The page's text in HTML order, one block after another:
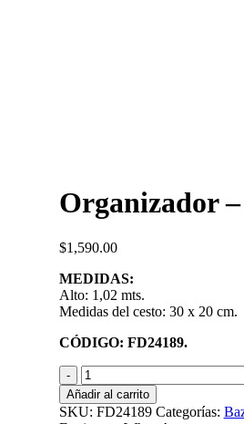
Organizador
$1,590.00
MEDIDAS:
Alto: 1,02 mts.
Medidas del cesto: 30 x 20 cm.
CÓDIGO: FD24189.
Organizador
-
Cestas
Añadir al carrito
SKU: FD24189 Categorías: